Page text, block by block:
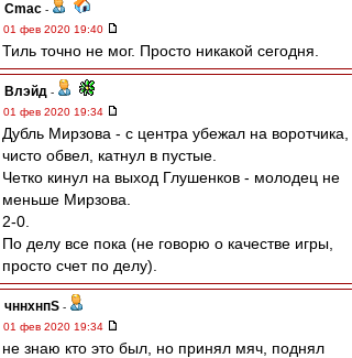
Cmac -
01 фев 2020 19:40
Тиль точно не мог. Просто никакой сегодня.
Влэйд -
01 фев 2020 19:34
Дубль Мирзова - с центра убежал на воротчика,
чисто обвел, катнул в пустые.
Четко кинул на выход Глушенков - молодец не
меньше Мирзова.
2-0.
По делу все пока (не говорю о качестве игры,
просто счет по делу).
чннхнпS -
01 фев 2020 19:34
не знаю кто это был, но принял мяч, поднял